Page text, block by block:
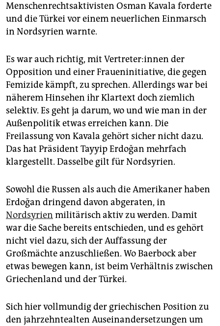
Menschenrechtsaktivisten Osman Kavala forderte
und die Türkei vor einem neuerlichen Einmarsch
in Nordsyrien warnte.
Es war auch richtig, mit Ver­tre­te­r:in­nen der
Opposition und einer Fraueninitiative, die gegen
Femizide kämpft, zu sprechen. Allerdings war bei
näherem Hinsehen ihr Klartext doch ziemlich
selektiv. Es geht ja darum, wo und wie man in der
Außenpolitik etwas erreichen kann. Die
Freilassung von Kavala gehört sicher nicht dazu.
Das hat Präsident Tayyip Erdoğan mehrfach
klargestellt. Dasselbe gilt für Nordsyrien.
Sowohl die Russen als auch die Amerikaner haben
Erdoğan dringend davon abgeraten, in
Nordsyrien militärisch aktiv zu werden. Damit
war die Sache bereits entschieden, und es gehört
nicht viel dazu, sich der Auffassung der
Großmächte anzuschließen. Wo Baerbock aber
etwas bewegen kann, ist beim Verhältnis zwischen
Griechenland und der Türkei.
Sich hier vollmundig der griechischen Position zu
den jahrzehntealten Auseinandersetzungen um